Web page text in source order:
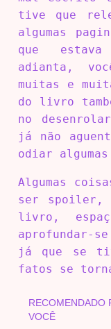
tive que
algumas
que estava
adianta,
muitas e
do livro
no
já não
odiar
Algumas
ser spoiler,
livro,
aprofundar-
já que se
fatos se
RECOMENDADO
VOCÊ